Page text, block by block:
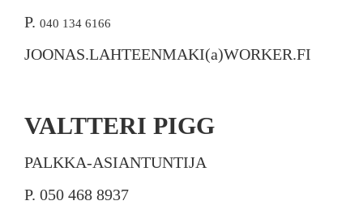
P. 040 134 6166
JOONAS.LAHTEENMAKI(a)WORKER.FI
VALTTERI PIGG
PALKKA-ASIANTUNTIJA
P. 050 468 8937